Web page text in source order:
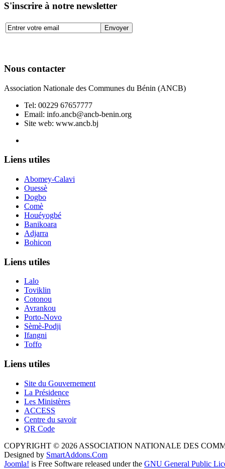
S'inscrire à notre newsletter
Nous contacter
Association Nationale des Communes du Bénin (ANCB)
Tel: 00229 67657777
Email: info.ancb@ancb-benin.org
Site web: www.ancb.bj
Liens utiles
Abomey-Calavi
Ouessè
Dogbo
Comè
Houéyogbé
Banikoara
Adjarra
Bohicon
Liens utiles
Lalo
Toviklin
Cotonou
Avrankou
Porto-Novo
Sèmè-Podji
Ifangni
Toffo
Liens utiles
Site du Gouvernement
La Présidence
Les Ministères
ACCESS
Centre du savoir
QR Code
COPYRIGHT © 2026 ASSOCIATION NATIONALE DES
Designed by SmartAddons.Com
Joomla! is Free Software released under the GNU General Public